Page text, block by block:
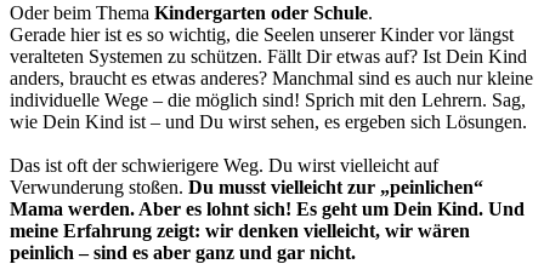
Oder beim Thema Kindergarten oder Schule.
Gerade hier ist es so wichtig, die Seelen unserer Kinder vor längst
veralteten Systemen zu schützen. Fällt Dir etwas auf? Ist Dein Kind
anders, braucht es etwas anderes? Manchmal sind es auch nur kleine
individuelle Wege – die möglich sind! Sprich mit den Lehrern. Sag,
wie Dein Kind ist – und Du wirst sehen, es ergeben sich Lösungen.
Das ist oft der schwierigere Weg. Du wirst vielleicht auf
Verwunderung stoßen. Du musst vielleicht zur „peinlichen“
Mama werden. Aber es lohnt sich! Es geht um Dein Kind. Und
meine Erfahrung zeigt: wir denken vielleicht, wir wären
peinlich – sind es aber ganz und gar nicht.